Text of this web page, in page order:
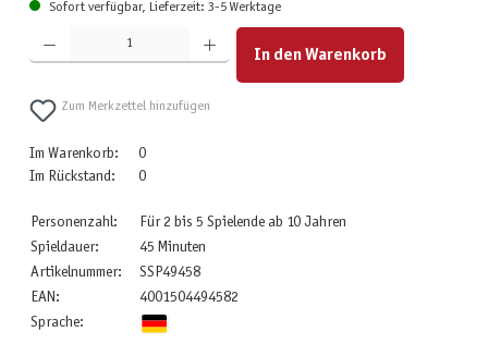
Sofort verfügbar, Lieferzeit: 3-5 Werktage
Produkt Anzahl: Gib den gewünschten Wert ein oder benutze die Schaltflächen um die Anzahl zu
In den Warenkorb
Zum Merkzettel hinzufügen
Im Warenkorb:
0
Im Rückstand:
0
Personenzahl:
Für 2 bis 5 Spielende ab 10 Jahren
Spieldauer:
45 Minuten
Artikelnummer:
SSP49458
EAN:
4001504494582
Sprache: